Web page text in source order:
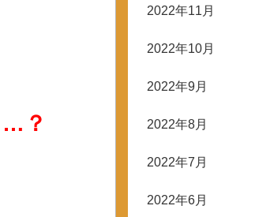
… ？
2022年11月
2022年10月
2022年9月
2022年8月
2022年7月
2022年6月